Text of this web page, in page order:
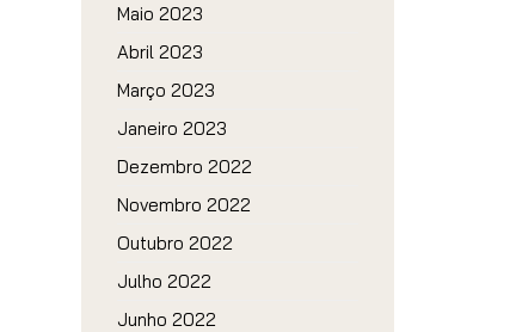
Maio 2023
Abril 2023
Março 2023
Janeiro 2023
Dezembro 2022
Novembro 2022
Outubro 2022
Julho 2022
Junho 2022